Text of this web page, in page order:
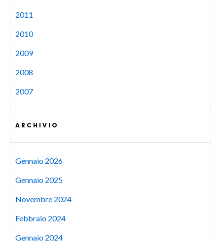
2011
2010
2009
2008
2007
ARCHIVIO
Gennaio 2026
Gennaio 2025
Novembre 2024
Febbraio 2024
Gennaio 2024